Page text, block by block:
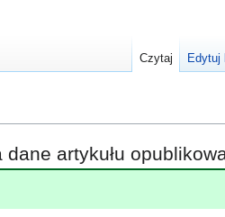
artykułu
Czytaj Edytuj